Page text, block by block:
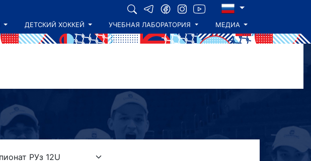
ДЕТСКИЙ ХОККЕЙ УЧЕБНАЯ ЛАБОРАТОРИЯ МЕДИА